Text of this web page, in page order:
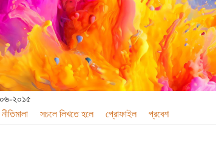
২০১৫
নীতিমালা সচলে লিখতে হলে প্রোফাইল প্রবেশ